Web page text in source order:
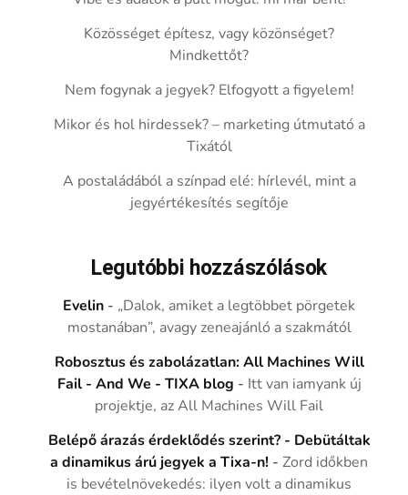
Közösséget építesz, vagy közönséget?
Mindkettőt?
Nem fogynak a jegyek? Elfogyott a figyelem!
Mikor és hol hirdessek? – marketing útmutató a
Tixától
A postaládából a színpad elé: hírlevél, mint a
jegyértékesítés segítője
Legutóbbi hozzászólások
Evelin - „Dalok, amiket a legtöbbet pörgetek
mostanában”, avagy zeneajánló a szakmától
Robosztus és zabolázatlan: All Machines Will
Fail - And We - TIXA blog - Itt van iamyank új
projektje, az All Machines Will Fail
Belépő árazás érdeklődés szerint? - Debütáltak
a dinamikus árú jegyek a Tixa-n! -Zord időkben
is bevételnövekedés: ilyen volt a dinamikus